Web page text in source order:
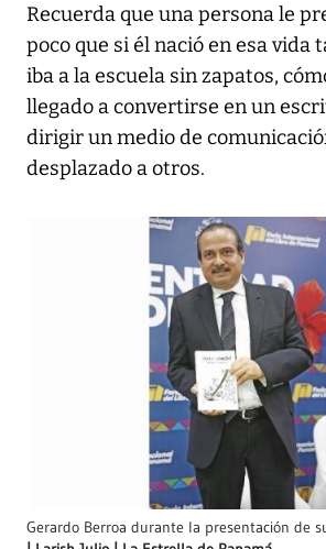
Recuerda que una persona le
poco que si él nació en esa vida
iba a la escuela sin zapatos,
llegado a convertirse en un
dirigir un medio de
desplazado a otros.
Gerardo Berroa durante la presentación de